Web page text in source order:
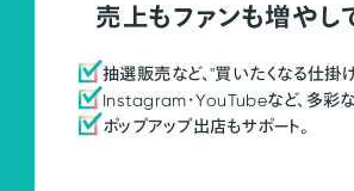
売上もファンも増やし
抽選販売など、"買いたくなる仕掛
Instagram・YouTubeなど、多彩な
ポップアップ出店もサポート。